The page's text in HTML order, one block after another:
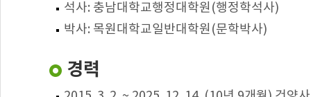
석사: 충남대학교행정대학원(행정학석사)
박사: 목원대학교일반대학원(문학박사)
경력